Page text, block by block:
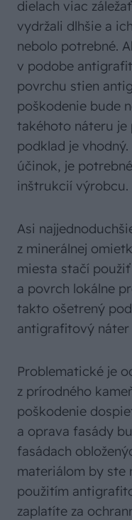
dielach viac
vydržali dlhšie a
nebolo potrebné.
v podobe
povrchu stien
poškodenie bude
takéhoto náteru je
podklad je
účinok, je
inštrukcií výrobcu.
Asi
z minerálnej
miesta stačí
a povrch lokálne
takto ošetrený
antigrafitový náter
Problematické je
z prírodného
poškodenie
a oprava fasády
fasádach
materiá­lom by ste
použitím
zaplatíte za